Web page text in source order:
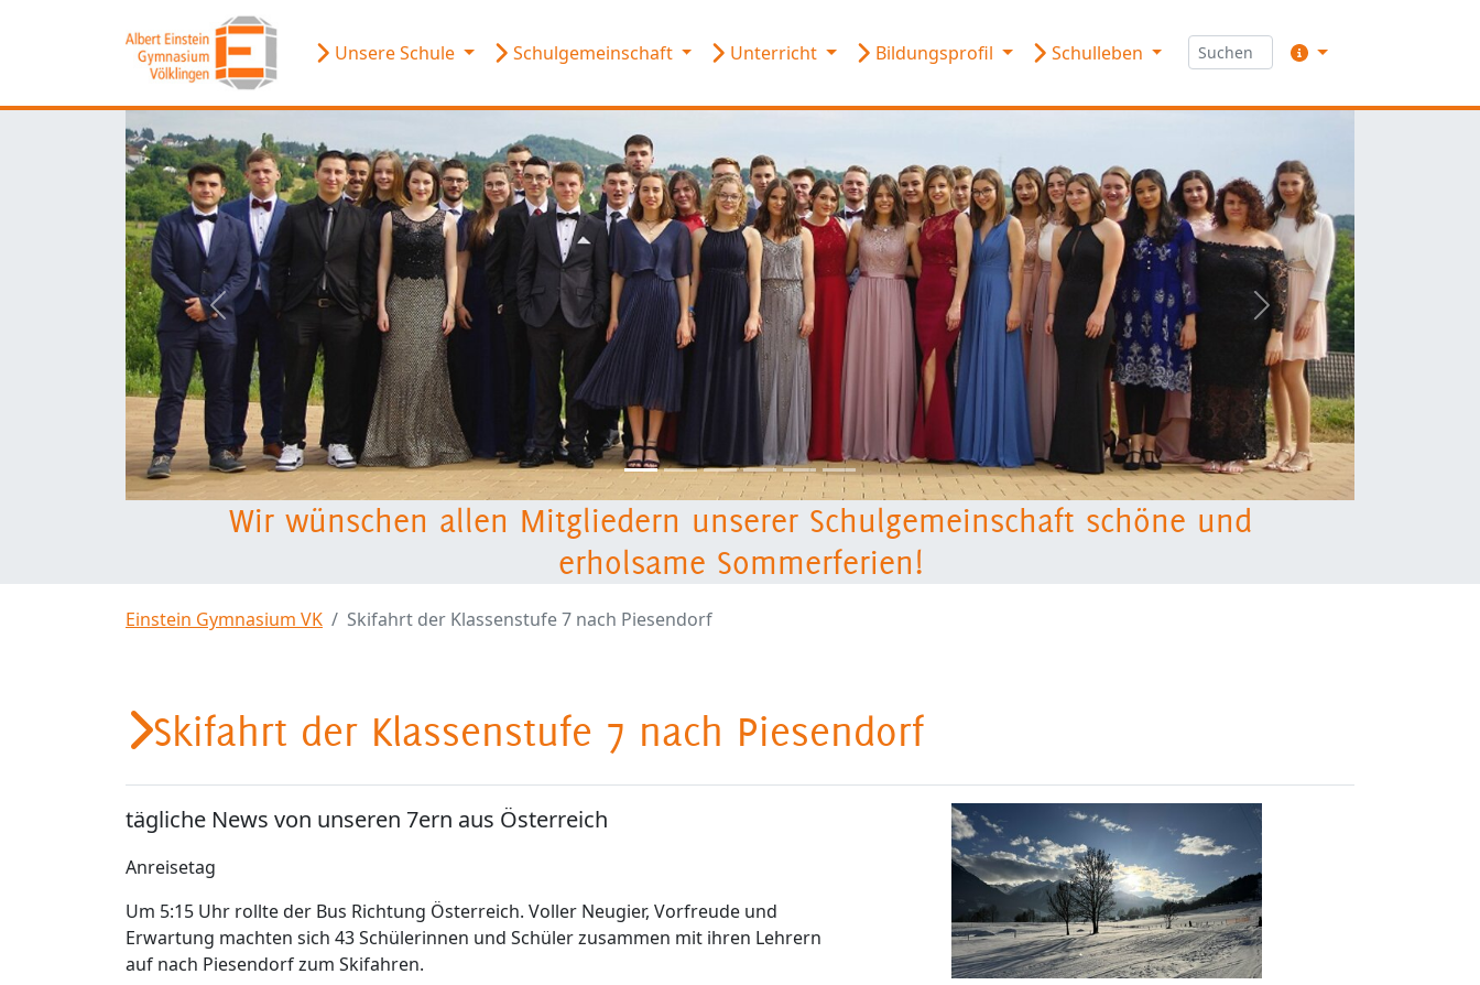
Unsere Schule Schulgemeinschaft Unterricht Bildungsprofil Schulleben
zurück weiter
Wir wünschen allen Mitgliedern unserer Schulgemeinschaft schöne und
erholsame Sommerferien!
Einstein Gymnasium VK Skifahrt der Klassenstufe 7 nach Piesendorf
Skifahrt der Klassenstufe 7 nach Piesendorf
tägliche News von unseren 7ern aus Österreich
Anreisetag
Um 5:15 Uhr rollte der Bus Richtung Österreich. Voller Neugier, Vorfreude und
Erwartung machten sich 43 Schülerinnen und Schüler zusammen mit ihren Lehrern
auf nach Piesendorf zum Skifahren.